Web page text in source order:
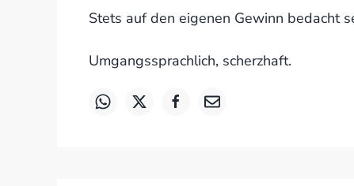
Stets auf den eigenen Gewinn bedacht
Umgangssprachlich, scherzhaft.